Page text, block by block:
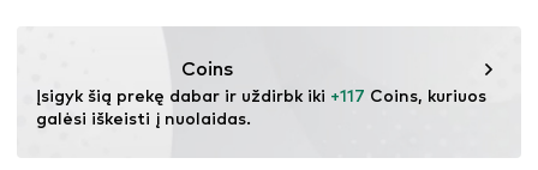
Elastingumas: Neelastingas
Coins
Įsigyk šią prekę dabar ir uždirbk iki +117 Coins, kuriuos
galėsi iškeisti į nuolaidas.